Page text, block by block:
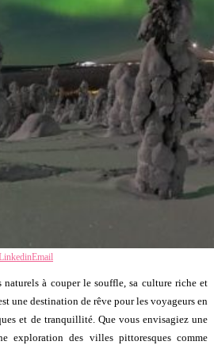
Email
naturels à couper le souffle, sa culture riche et
une destination de rêve pour les voyageurs en
et de tranquillité. Que vous envisagiez une
exploration des villes pittoresques comme